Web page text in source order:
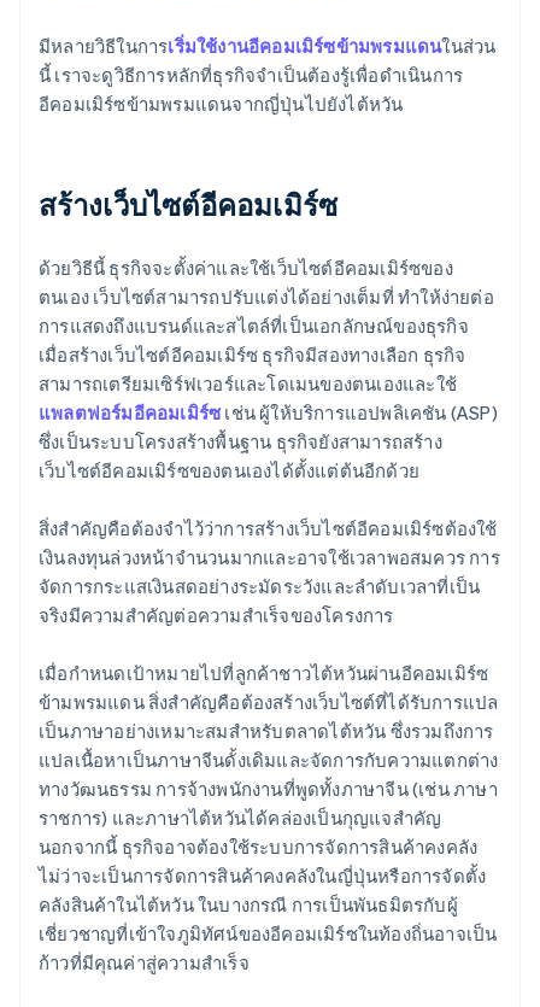
มีหลายวิธีในการเริ่มใช้งานอีคอมเมิร์ซข้ามพรมแดนในส่วน
นี้ เราจะดูวิธีการหลักที่ธุรกิจจําเป็นต้องรู้เพื่อดําเนินการ
อีคอมเมิร์ซข้ามพรมแดนจากญี่ปุ่นไปยังไต้หวัน
สร้างเว็บไซต์อีคอมเมิร์ซ
ด้วยวิธีนี้ ธุรกิจจะตั้งค่าและใช้เว็บไซต์อีคอมเมิร์ซของ
ตนเอง เว็บไซต์สามารถปรับแต่งได้อย่างเต็มที่ ทําให้ง่ายต่อ
การแสดงถึงแบรนด์และสไตล์ที่เป็นเอกลักษณ์ของธุรกิจ
เมื่อสร้างเว็บไซต์อีคอมเมิร์ซ ธุรกิจมีสองทางเลือก ธุรกิจ
สามารถเตรียมเซิร์ฟเวอร์และโดเมนของตนเองและใช้
แพลตฟอร์มอีคอมเมิร์ซเช่น ผู้ให้บริการแอปพลิเคชัน (ASP)
ซึ่งเป็นระบบโครงสร้างพื้นฐาน ธุรกิจยังสามารถสร้าง
เว็บไซต์อีคอมเมิร์ซของตนเองได้ตั้งแต่ต้นอีกด้วย
สิ่งสําคัญคือต้องจําไว้ว่าการสร้างเว็บไซต์อีคอมเมิร์ซต้องใช้
เงินลงทุนล่วงหน้าจํานวนมากและอาจใช้เวลาพอสมควร การ
จัดการกระแสเงินสดอย่างระมัดระวังและลำดับเวลาที่เป็น
จริงมีความสําคัญต่อความสําเร็จของโครงการ
เมื่อกําหนดเป้าหมายไปที่ลูกค้าชาวไต้หวันผ่านอีคอมเมิร์ซ
ข้ามพรมแดน สิ่งสําคัญคือต้องสร้างเว็บไซต์ที่ได้รับการแปล
เป็นภาษาอย่างเหมาะสมสําหรับตลาดไต้หวัน ซึ่งรวมถึงการ
แปลเนื้อหาเป็นภาษาจีนดั้งเดิมและจัดการกับความแตกต่าง
ทางวัฒนธรรม การจ้างพนักงานที่พูดทั้งภาษาจีน (เช่น ภาษา
ราชการ) และภาษาไต้หวันได้คล่องเป็นกุญแจสําคัญ
นอกจากนี้ ธุรกิจอาจต้องใช้ระบบการจัดการสินค้าคงคลัง
ไม่ว่าจะเป็นการจัดการสินค้าคงคลังในญี่ปุ่นหรือการจัดตั้ง
คลังสินค้าในไต้หวัน ในบางกรณี การเป็นพันธมิตรกับผู้
เชี่ยวชาญที่เข้าใจภูมิทัศน์ของอีคอมเมิร์ซในท้องถิ่นอาจเป็น
ก้าวที่มีคุณค่าสู่ความสําเร็จ